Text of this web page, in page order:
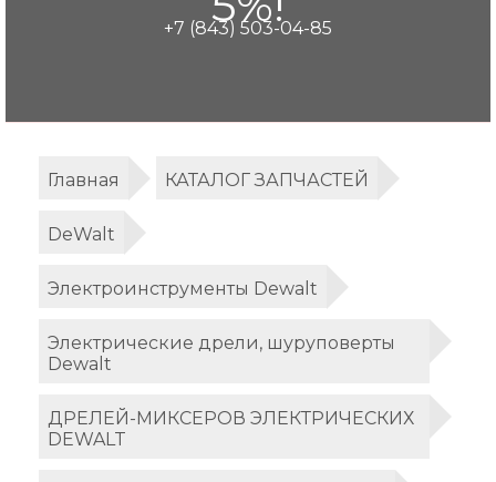
+7 (843) 503-04-85
Главная КАТАЛОГ ЗАПЧАСТЕЙ
DeWalt
Электроинструменты Dewalt
Электрические дрели, шуруповерты
Dewalt
ДРЕЛЕЙ-МИКСЕРОВ ЭЛЕКТРИЧЕСКИХ
DEWALT